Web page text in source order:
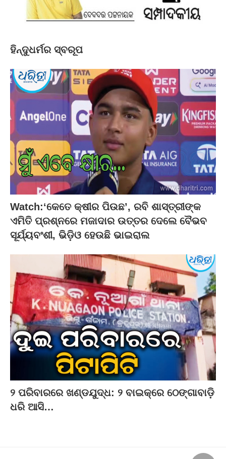
ହିନ୍ଦୁଧର୍ମର ସ୍ବରୂପ
Watch:‘କେତେ କ୍ଷୀର ପିଉଛ’, ରବି ଶାସ୍ତ୍ରୀଙ୍କ
ଏମିତି ପ୍ରଶ୍ନରେ ମଜାଦାର ଉତ୍ତର ଦେଲେ ବୈଭବ
ସୂର୍ଯ୍ୟବଂଶୀ, ଭିଡ଼ିଓ ହେଉଛି ଭାଇରାଲ
୨ ପରିବାରରେ ଖଣ୍ଡଯୁଦ୍ଧ: ୨ ବାଇକ୍‌ରେ ଠେଙ୍ଗାବାଡ଼ି
ଧରି ଆସି…